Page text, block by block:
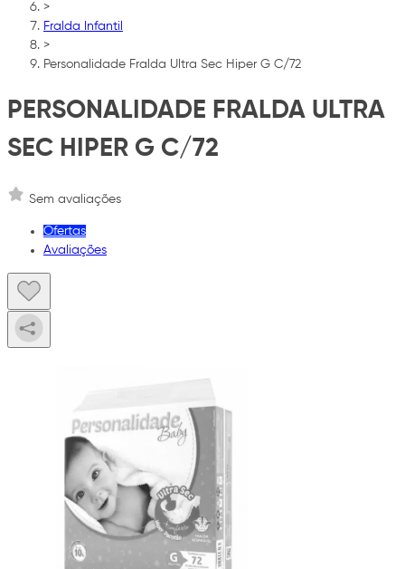
>
Fralda Infantil
>
Personalidade Fralda Ultra Sec Hiper G C/72
PERSONALIDADE FRALDA ULTRA
SEC HIPER G C/72
Sem avaliações
Ofertas
Avaliações